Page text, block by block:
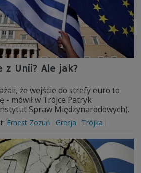
z Unii? Ale jak?
że wejście do strefy euro to
- mówił w Trójce Patryk
Spraw Międzynarodowych).
Ernest Zozuń Grecja Trójka